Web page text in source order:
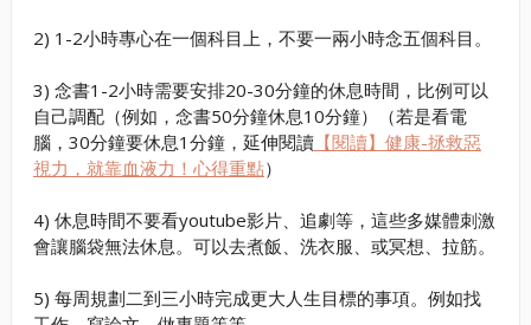
2) 1-2小時專心在一個科目上，不要一兩小時念五個科目。
3) 念書1-2小時需要安排20-30分鐘的休息時間，比例可以
自己調配（例如，念書50分鐘休息10分鐘）（若是看電
腦，30分鐘要休息1分鐘，延伸閱讀【閱讀】健康-拯救惡
視力，就靠血液力！心得重點）
4) 休息時間不要看youtube影片、追劇等，這些多媒體刺激
會讓腦袋無法休息。可以去煮飯、洗衣服、或冥想、拉筋。
5) 每周規劃二到三小時完成更大人生目標的事項。例如找